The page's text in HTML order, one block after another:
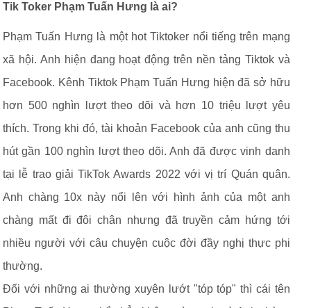
Tik Toker Phạm Tuấn Hưng là ai?
Phạm Tuấn Hưng là một hot Tiktoker nổi tiếng trên mạng
xã hội. Anh hiện đang hoạt động trên nền tảng Tiktok và
Facebook. Kênh Tiktok Phạm Tuấn Hưng hiện đã sở hữu
hơn 500 nghìn lượt theo dõi và hơn 10 triệu lượt yêu
thích. Trong khi đó, tài khoản Facebook của anh cũng thu
hút gần 100 nghìn lượt theo dõi. Anh đã được vinh danh
tại lễ trao giải TikTok Awards 2022 với vị trí Quán quân.
Anh chàng 10x này nổi lên với hình ảnh của một anh
chàng mất đi đôi chân nhưng đã truyền cảm hứng tới
nhiều người với câu chuyện cuộc đời đầy nghị thực phi
thường.
Đối với những ai thường xuyên lướt "tóp tóp" thì cái tên